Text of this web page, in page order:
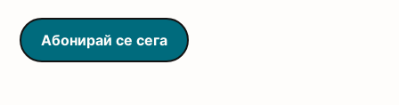
Абонирай се сега